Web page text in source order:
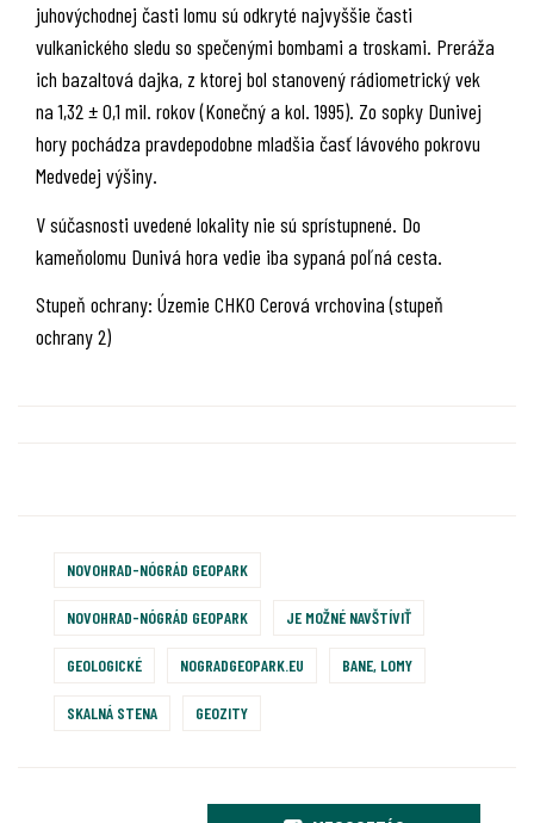
juhovýchodnej časti lomu sú odkryté najvyššie časti
vulkanického sledu so spečenými bombami a troskami. Preráža
ich bazaltová dajka, z ktorej bol stanovený rádiometrický vek
na 1,32 ± 0,1 mil. rokov (Konečný a kol. 1995). Zo sopky Dunivej
hory pochádza pravdepodobne mladšia časť lávového pokrovu
Medvedej výšiny.
V súčasnosti uvedené lokality nie sú sprístupnené. Do
kameňolomu Dunivá hora vedie iba sypaná poľná cesta.
Stupeň ochrany: Územie CHKO Cerová vrchovina (stupeň
ochrany 2)
NOVOHRAD-NÓGRÁD GEOPARK
NOVOHRAD-NÓGRÁD GEOPARK JE MOŽNÉ NAVŠTÍVIŤ
GEOLOGICKÉ NOGRADGEOPARK.EU BANE, LOMY
SKALNÁ STENA GEOZITY